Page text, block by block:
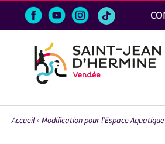
Passer
Accueil»Modification pour l’Espace